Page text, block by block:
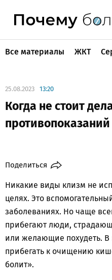
Все материалы ЖКТ
25.08.2023 13:20
Когда не стоит
противопоказаний
Поделиться
Никакие виды клизм не
целях. Это
заболеваниях. Но чаще
прибегают люди,
или желающие похудеть. В
прибегать к очищению
болит».